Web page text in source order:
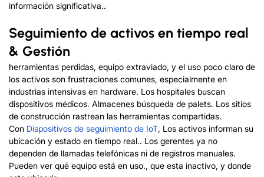
información significativa..
Seguimiento de activos en tiempo real
& Gestión
herramientas perdidas, equipo extraviado, y el uso poco claro de
los activos son frustraciones comunes, especialmente en
industrias intensivas en hardware. Los hospitales buscan
dispositivos médicos. Almacenes búsqueda de palets. Los sitios
de construcción rastrean las herramientas compartidas.
Con Dispositivos de seguimiento de IoT, Los activos informan su
ubicación y estado en tiempo real.. Los gerentes ya no
dependen de llamadas telefónicas ni de registros manuales.
Pueden ver qué equipo está en uso., que esta inactivo, y donde